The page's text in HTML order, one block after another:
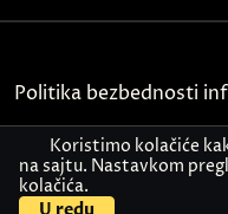
Politika bezbednosti
Kontakt
© Akademija Oxford
Koristimo kolačiće
na sajtu. Nastavkom
kolačića.